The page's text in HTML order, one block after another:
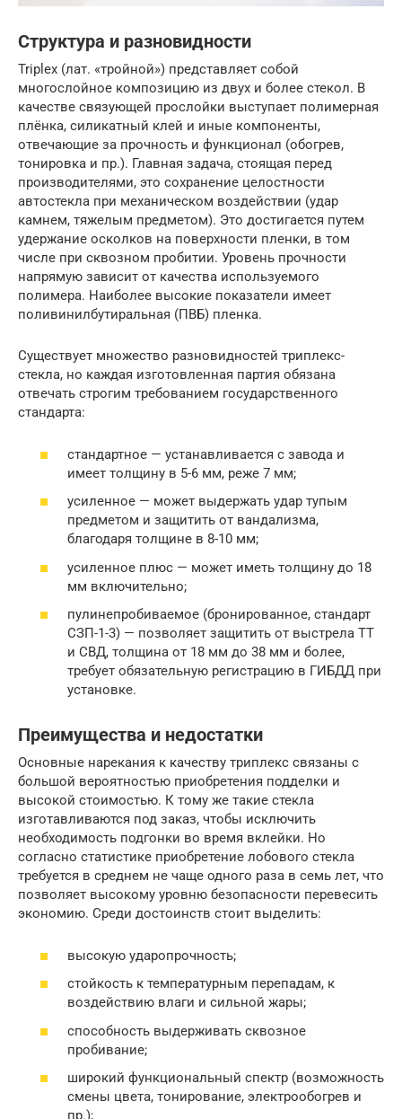
Структура и разновидности
Triplex (лат. «тройной») представляет собой
многослойное композицию из двух и более стекол. В
качестве связующей прослойки выступает полимерная
плёнка, силикатный клей и иные компоненты,
отвечающие за прочность и функционал (обогрев,
тонировка и пр.). Главная задача, стоящая перед
производителями, это сохранение целостности
автостекла при механическом воздействии (удар
камнем, тяжелым предметом). Это достигается путем
удержание осколков на поверхности пленки, в том
числе при сквозном пробитии. Уровень прочности
напрямую зависит от качества используемого
полимера. Наиболее высокие показатели имеет
поливинилбутиральная (ПВБ) пленка.
Существует множество разновидностей триплекс-
стекла, но каждая изготовленная партия обязана
отвечать строгим требованием государственного
стандарта:
стандартное — устанавливается с завода и
имеет толщину в 5-6 мм, реже 7 мм;
усиленное — может выдержать удар тупым
предметом и защитить от вандализма,
благодаря толщине в 8-10 мм;
усиленное плюс — может иметь толщину до 18
мм включительно;
пулинепробиваемое (бронированное, стандарт
СЗП-1-3) — позволяет защитить от выстрела ТТ
и СВД, толщина от 18 мм до 38 мм и более,
требует обязательную регистрацию в ГИБДД при
установке.
Преимущества и недостатки
Основные нарекания к качеству триплекс связаны с
большой вероятностью приобретения подделки и
высокой стоимостью. К тому же такие стекла
изготавливаются под заказ, чтобы исключить
необходимость подгонки во время вклейки. Но
согласно статистике приобретение лобового стекла
требуется в среднем не чаще одного раза в семь лет, что
позволяет высокому уровню безопасности перевесить
экономию. Среди достоинств стоит выделить:
высокую ударопрочность;
стойкость к температурным перепадам, к
воздействию влаги и сильной жары;
способность выдерживать сквозное
пробивание;
широкий функциональный спектр (возможность
смены цвета, тонирование, электрообогрев и
пр.);